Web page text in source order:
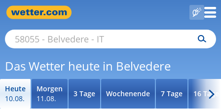
Das Wetter heute in Belvedere
Heute
10.08.
Morgen
11.08.
3 Tage Wochenende 7 Tage 16 Tage